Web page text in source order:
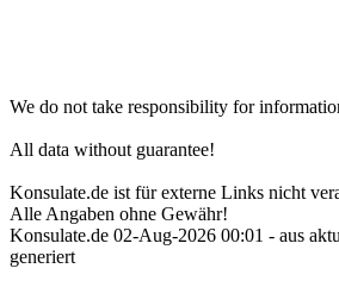
We do not take responsibility for
All data without guarantee!
Konsulate.de ist für externe Links nicht
Alle Angaben ohne Gewähr!
Konsulate.de 02-Aug-2026 00:01 - aus
generiert